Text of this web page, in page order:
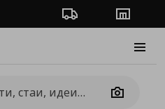
Проследяване на
Camera